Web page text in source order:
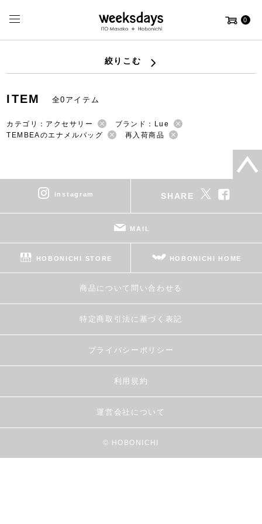
0
絞りこむ
ITEM 全0アイテム
カテゴリ：アクセサリー
ブランド：Lue
TEMBEAのエナメルバッグ
再入荷商品
instagram SHARE
MAIL
HOBONICHI STORE HOBONICHI HOME
商品について問い合わせる
特定商取引法に基づく表記
プライバシーポリシー
利用規約
運営会社について
© HOBONICHI